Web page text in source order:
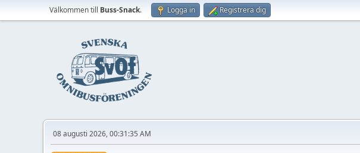
Välkommen till Buss-Snack. Logga in Registrera dig
08 augusti 2026, 00:31:35 AM